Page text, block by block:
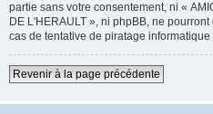
partie sans votre consentement, ni «
DE L'HERAULT », ni phpBB, ne
cas de tentative de piratage
Revenir à la page précédente